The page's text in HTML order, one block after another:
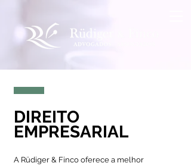
DIREITO
EMPRESARIAL
A Rüdiger & Finco oferece a melhor